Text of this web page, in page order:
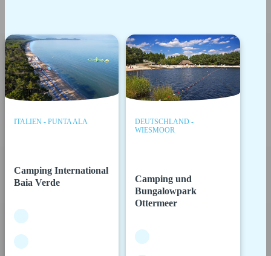
ITALIEN - PUNTA ALA
Camping International
Baia Verde
DEUTSCHLAND -
WIESMOOR
Camping und
Bungalowpark
Ottermeer